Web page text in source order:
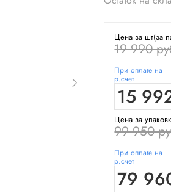
Цена за шт(за
19 990
При оплате на
р.счет
15
Цена за
99 950
При оплате на
р.счет
79